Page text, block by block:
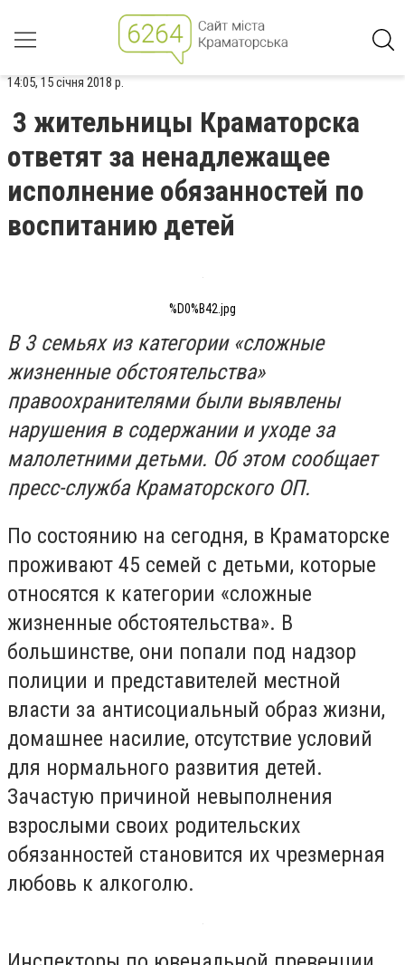
14:05, 15 січня 2018 р.
3 жительницы Краматорска
ответят за ненадлежащее
исполнение обязанностей по
воспитанию детей
%D0%B42.jpg
В 3 семьях из категории «сложные
жизненные обстоятельства»
правоохранителями были выявлены
нарушения в содержании и уходе за
малолетними детьми. Об этом сообщает
пресс-служба Краматорского ОП.
По состоянию на сегодня, в Краматорске
проживают 45 семей с детьми, которые
относятся к категории «сложные
жизненные обстоятельства». В
большинстве, они попали под надзор
полиции и представителей местной
власти за антисоциальный образ жизни,
домашнее насилие, отсутствие условий
для нормального развития детей.
Зачастую причиной невыполнения
взрослыми своих родительских
обязанностей становится их чрезмерная
любовь к алкоголю.